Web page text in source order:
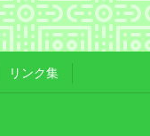
リンク集